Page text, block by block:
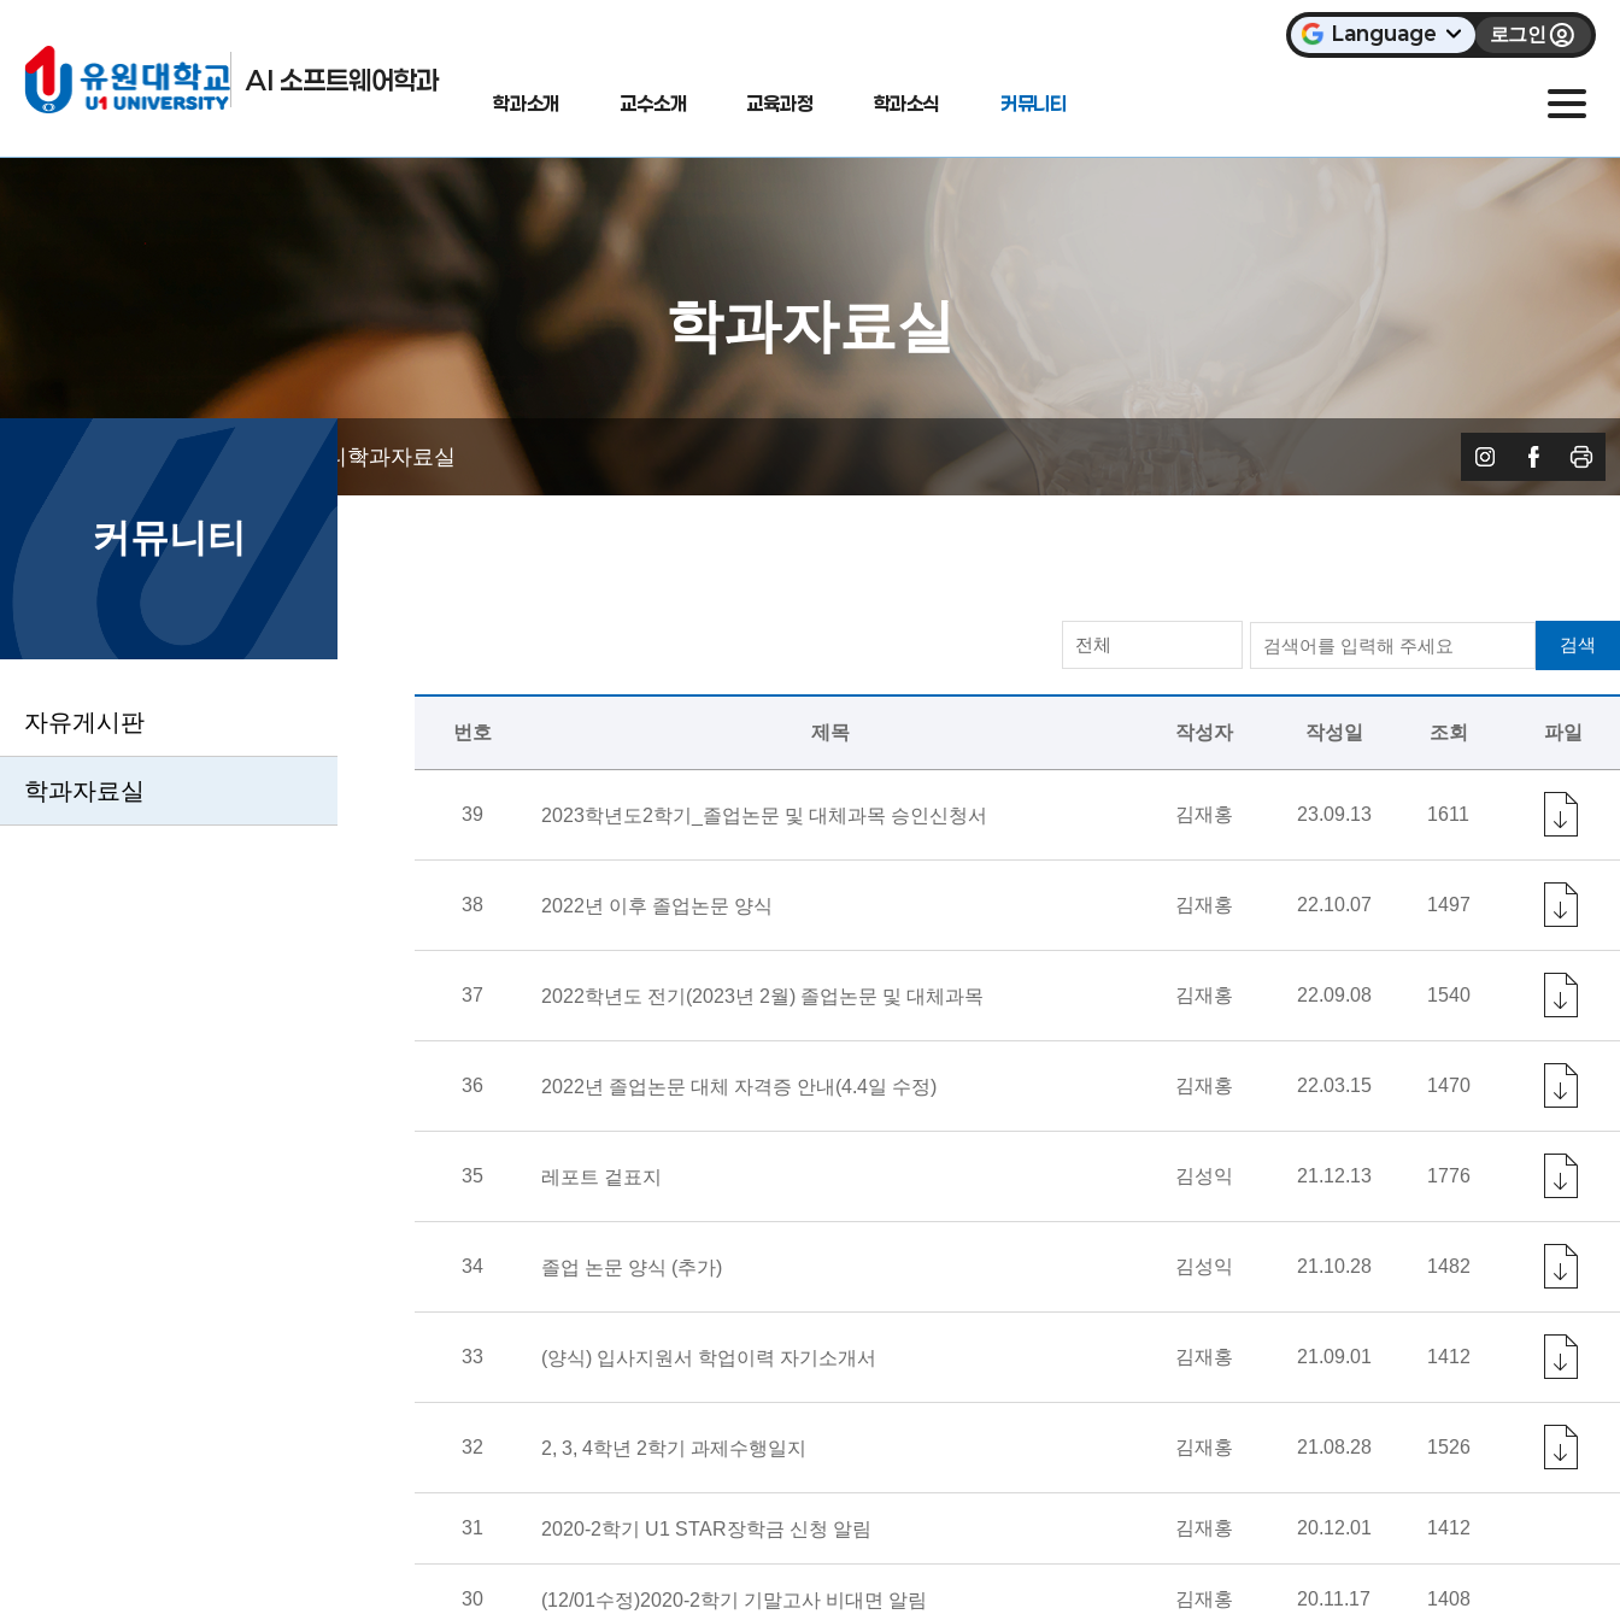
Language 로그인
AI 소프트웨어학과
학과소개 교수소개 교육과정 학과소식 커뮤니티
학과자료실
커뮤니티 학과자료실
커뮤니티
자유게시판
학과자료실
전체 검색
번호 제목 작성자 작성일 조회 파일
39 2023학년도2학기_졸업논문 및 대체과목 승인신청서 김재홍 23.09.13 1611
38 2022년 이후 졸업논문 양식 김재홍 22.10.07 1497
37 2022학년도 전기(2023년 2월) 졸업논문 및 대체과목 김재홍 22.09.08 1540
36 2022년 졸업논문 대체 자격증 안내(4.4일 수정) 김재홍 22.03.15 1470
35 레포트 겉표지 김성익 21.12.13 1776
34 졸업 논문 양식 (추가) 김성익 21.10.28 1482
33 (양식) 입사지원서 학업이력 자기소개서 김재홍 21.09.01 1412
32 2, 3, 4학년 2학기 과제수행일지 김재홍 21.08.28 1526
31 2020-2학기 U1 STAR장학금 신청 알림 김재홍 20.12.01 1412
30 (12/01수정)2020-2학기 기말고사 비대면 알림 김재홍 20.11.17 1408